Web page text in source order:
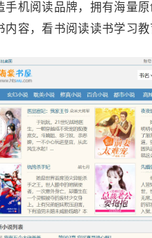
手机阅读品牌，拥有海量
容，看书阅读读书学习教